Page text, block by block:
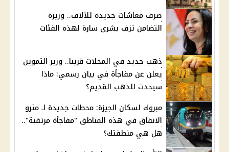
صرف معاشات جديدة للآلاف.. وزيرة
التضامن تزف بشرى سارة لهذه الفئات
ذهب جديد في المحلات قريبا.. وزير التموين
يعلن عن مفاجأة في بيان رسمي: ماذا
سيحدث للذهب القديم؟
مبروك لسكان الجيزة: محطات جديدة لـ مترو
الانفاق في هذه المناطق "مفاجأة مرتقبة"..
هل هي منطقتك؟